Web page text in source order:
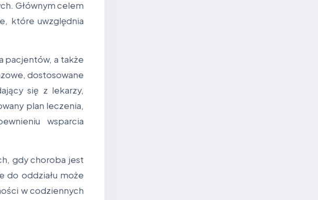
Głównym celem
które uwzględnia
pacjentów, a także
dostosowane
się z lekarzy,
plan leczenia,
wsparcia
gdy choroba jest
do oddziału może
w codziennych